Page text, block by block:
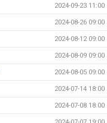
2024-09-23 11:00
2024-08-26 09:00
2024-08-12 09:00
2024-08-09 09:00
2024-08-05 09:00
2024-07-14 18:00
2024-07-08 18:00